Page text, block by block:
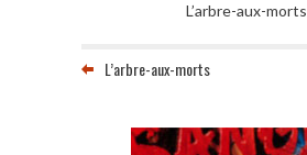
L’arbre-aux-morts
L’arbre-aux-morts